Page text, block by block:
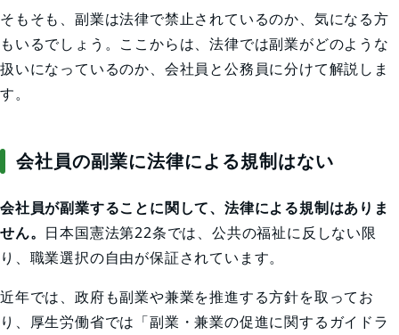
そもそも、副業は法律で禁止されているのか、気になる方
もいるでしょう。ここからは、法律では副業がどのような
扱いになっているのか、会社員と公務員に分けて解説しま
す。
会社員の副業に法律による規制はない
会社員が副業することに関して、法律による規制はありま
せん。 日本国憲法第22条では、公共の福祉に反しない限
り、職業選択の自由が保証されています。
近年では、政府も副業や兼業を推進する方針を取ってお
り、厚生労働省では「副業・兼業の促進に関するガイドラ